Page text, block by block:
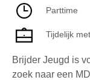
Parttime
Tijdelijk
Brijder Jeugd is
zoek naar een